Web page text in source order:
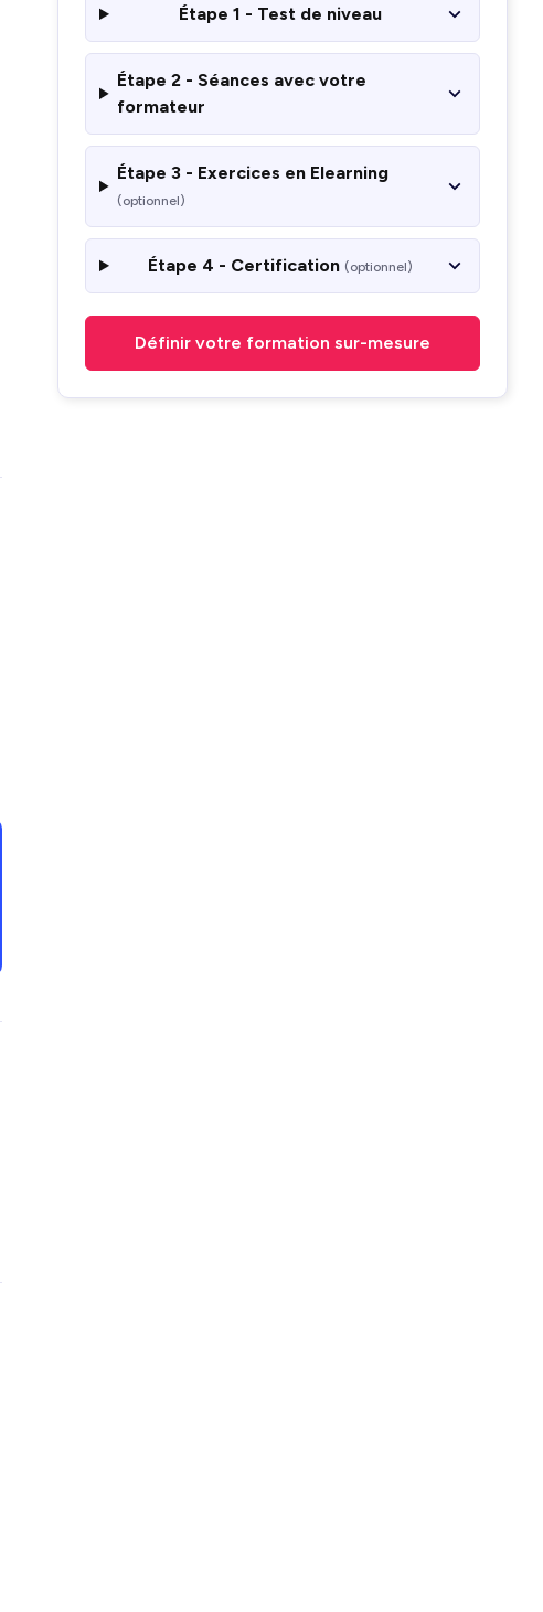
Étape 1 - Test de niveau
Étape 2 - Séances avec votre
formateur
Étape 3 - Exercices en Elearning
(optionnel)
Étape 4 - Certification (optionnel)
Définir votre formation sur-mesure